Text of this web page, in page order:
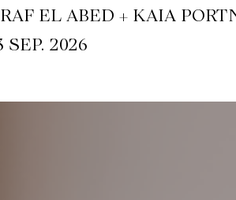
EL ABED + KAIA
SEP. 2026